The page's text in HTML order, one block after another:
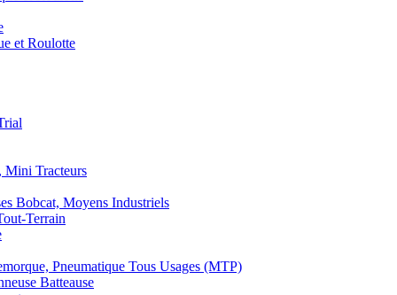
et Roulotte
Mini Tracteurs
Bobcat, Moyens Industriels
Terrain
Pneumatique Tous Usages (MTP)
Batteause